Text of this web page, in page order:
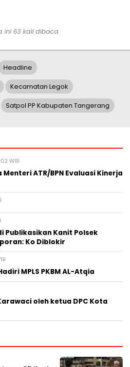
ini 63 kali dibaca
Headline
Kecamatan Legok
Satpol PP Kabupaten Tangerang
WIB
ATR/BPN Evaluasi Kinerja
Publikasikan Kanit Polsek
Ko Diblokir
MPLS PKBM AL-Atqia
oleh ketua DPC Kota